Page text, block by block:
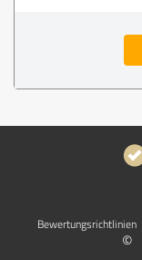
Bewertungs­richtlinien
©